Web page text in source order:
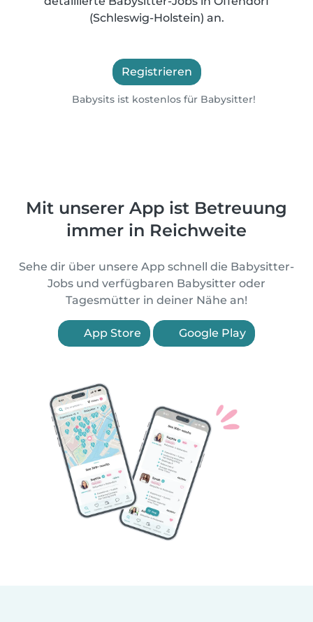
(Schleswig-Holstein) an.
Registrieren
Babysits ist kostenlos für Babysitter!
Mit unserer App ist Betreuung
immer in Reichweite
Sehe dir über unsere App schnell die Babysitter-
Jobs und verfügbaren Babysitter oder
Tagesmütter in deiner Nähe an!
App Store Google Play